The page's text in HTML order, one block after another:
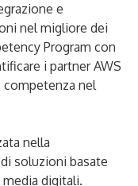
e
nel migliore dei
Program con
i partner AWS
competenza nel
nella
soluzioni basate
digitali.